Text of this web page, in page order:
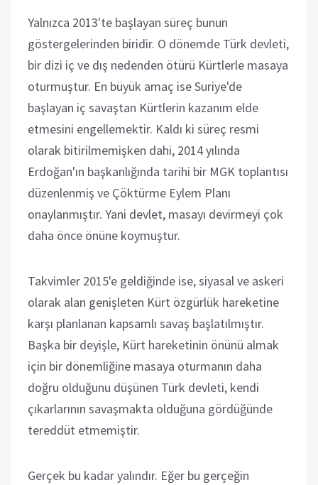
Yalnızca 2013'te başlayan süreç bunun
göstergelerinden biridir. O dönemde Türk devleti,
bir dizi iç ve dış nedenden ötürü Kürtlerle masaya
oturmuştur. En büyük amaç ise Suriye'de
başlayan iç savaştan Kürtlerin kazanım elde
etmesini engellemektir. Kaldı ki süreç resmi
olarak bitirilmemişken dahi, 2014 yılında
Erdoğan'ın başkanlığında tarihi bir MGK toplantısı
düzenlenmiş ve Çöktürme Eylem Planı
onaylanmıştır. Yani devlet, masayı devirmeyi çok
daha önce önüne koymuştur.
Takvimler 2015'e geldiğinde ise, siyasal ve askeri
olarak alan genişleten Kürt özgürlük hareketine
karşı planlanan kapsamlı savaş başlatılmıştır.
Başka bir deyişle, Kürt hareketinin önünü almak
için bir dönemliğine masaya oturmanın daha
doğru olduğunu düşünen Türk devleti, kendi
çıkarlarının savaşmakta olduğuna gördüğünde
tereddüt etmemiştir.
Gerçek bu kadar yalındır. Eğer bu gerçeğin